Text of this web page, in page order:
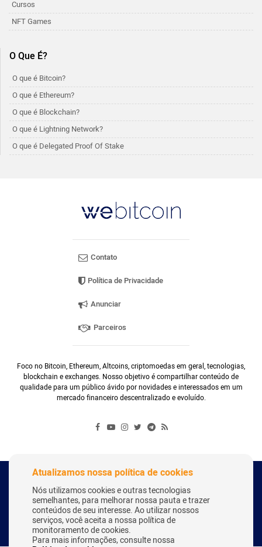
Cursos
NFT Games
O Que É?
O que é Bitcoin?
O que é Ethereum?
O que é Blockchain?
O que é Lightning Network?
O que é Delegated Proof Of Stake
Contato
Política de Privacidade
Anunciar
Parceiros
Foco no Bitcoin, Ethereum, Altcoins, criptomoedas em geral, tecnologias,
blockchain e exchanges. Nosso objetivo é compartilhar conteúdo de
qualidade para um público ávido por novidades e interessados em um
mercado financeiro descentralizado e evoluído.
Copyright Webitcoin 2018 - Todos os Direitos Reservados
Desenvolvido por: Herick Correa
Atualizamos nossa política de cookies
Nós utilizamos cookies e outras tecnologias
semelhantes, para melhorar nossa pauta e trazer
conteúdos de seu interesse. Ao utilizar nossos
serviços, você aceita a nossa política de
monitoramento de cookies.
Para mais informações, consulte nossa